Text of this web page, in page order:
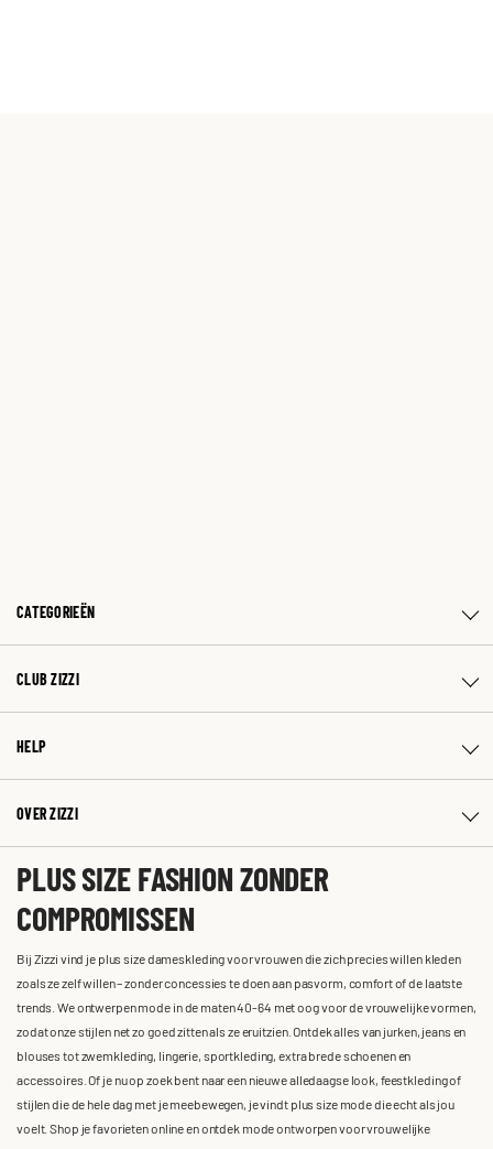
CATEGORIEËN
CLUB ZIZZI
HELP
OVER ZIZZI
PLUS SIZE FASHION ZONDER
COMPROMISSEN
Bij Zizzi vind je plus size dameskleding voor vrouwen die zich precies willen kleden
zoals ze zelf willen – zonder concessies te doen aan pasvorm, comfort of de laatste
trends. We ontwerpen mode in de maten 40-64 met oog voor de vrouwelijke vormen,
zodat onze stijlen net zo goed zitten als ze eruitzien. Ontdek alles van jurken, jeans en
blouses tot zwemkleding, lingerie, sportkleding, extra brede schoenen en
accessoires. Of je nu op zoek bent naar een nieuwe alledaagse look, feestkleding of
stijlen die de hele dag met je meebewegen, je vindt plus size mode die echt als jou
voelt. Shop je favorieten online en ontdek mode ontworpen voor vrouwelijke